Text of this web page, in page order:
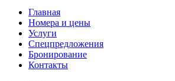
Главная
Номера и цены
Услуги
Спецпредложения
Бронирование
Контакты